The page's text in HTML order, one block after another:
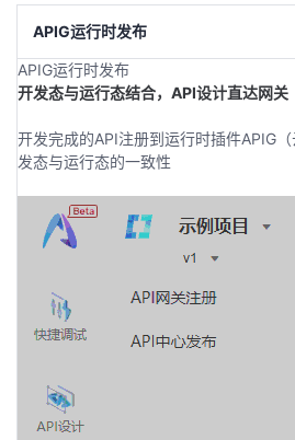
APIG运行时发布
APIG运行时发布
开发态与运行态结合，API设计直达网关
开发完成的API注册到运行时插件APIG
发态与运行态的一致性